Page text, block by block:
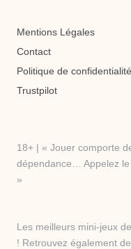
Mentions Légales
Contact
Politique de confidentialité
Trustpilot
18+ | « Jouer comporte
dépendance… Appelez
»
Les meilleurs mini-jeux
! Retrouvez également